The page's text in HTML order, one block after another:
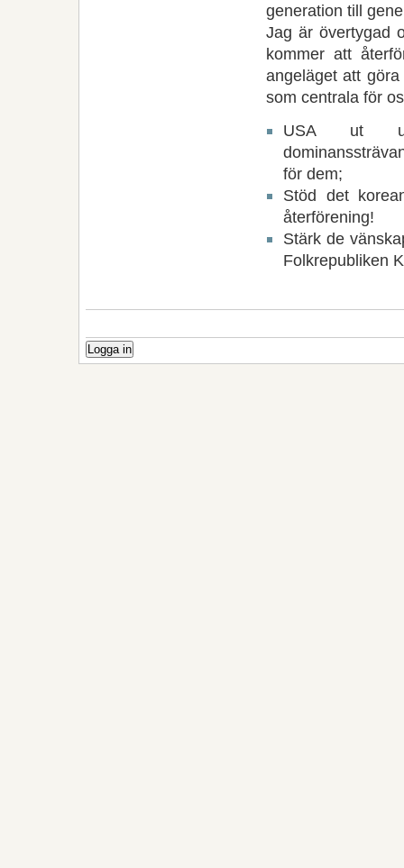
generation till
Jag är övertygad
kommer att
angeläget att
som centrala för
USA ut ur
för dem;
Stöd det
återförening!
Stärk de
Folkrepubliken
Logga in